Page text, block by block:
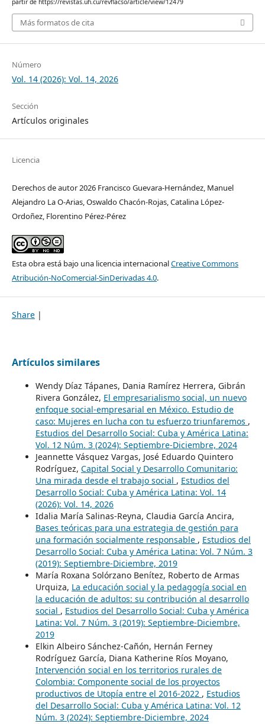
Más formatos de cita
Número
Vol. 14 (2026): Vol. 14, 2026
Sección
Artículos originales
Licencia
Derechos de autor 2026 Francisco Guevara-Hernández, Manuel
Alejandro La O-Arias, Oswaldo Chacón-Rojas, Catalina López-
Ordoñez, Florentino Pérez-Pérez
Esta obra está bajo una licencia internacionalCreative Commons
Atribución-NoComercial-SinDerivadas 4.0.
Share |
Artículos similares
Wendy Díaz Tápanes, Dania Ramírez Herrera, Gibrán
Rivera González, El empresarialismo social, un nuevo
enfoque social-empresarial en México. Estudio de
caso: Mujeres en lucha con tu esfuerzo triunfaremos ,
Estudios del Desarrollo Social: Cuba y América Latina:
Vol. 12 Núm. 3 (2024): Septiembre-Diciembre, 2024
Jeannette Vásquez Vargas, José Eduardo Quintero
Rodríguez, Capital Social y Desarrollo Comunitario:
Una mirada desde el trabajo social , Estudios del
Desarrollo Social: Cuba y América Latina: Vol. 14
(2026): Vol. 14, 2026
Idalia María Salinas-Reyna, Claudia García Ancira,
Bases teóricas para una estrategia de gestión para
una formación socialmente responsable , Estudios del
Desarrollo Social: Cuba y América Latina: Vol. 7 Núm. 3
(2019): Septiembre-Diciembre, 2019
María Roxana Solórzano Benítez, Roberto de Armas
Urquiza, La educación social y la pedagogía social en
la educación de adultos: su contribución al desarrollo
social , Estudios del Desarrollo Social: Cuba y América
Latina: Vol. 7 Núm. 3 (2019): Septiembre-Diciembre,
2019
Elkin Albeiro Sánchez-Cañón, Hernán Ferney
Rodríguez García, Diana Katherine Ríos Moyano,
Intervención social en los territorios rurales de
Colombia: Componente social de los proyectos
productivos de Utopía entre el 2016-2022 , Estudios
del Desarrollo Social: Cuba y América Latina: Vol. 12
Núm. 3 (2024): Septiembre-Diciembre, 2024